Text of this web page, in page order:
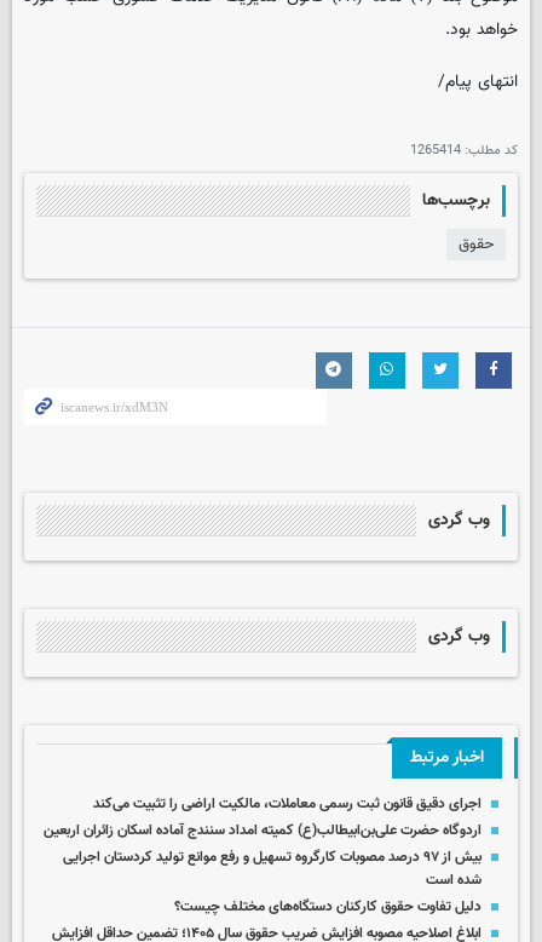
خواهد بود.
انتهای پیام/
کد مطلب: 1265414
برچسب‌ها
حقوق
وب گردی
وب گردی
اخبار مرتبط
اجرای دقیق قانون ثبت رسمی معاملات، مالکیت اراضی را تثبیت می‌کند
اردوگاه حضرت علی‌بن‌ابیطالب(ع) کمیته امداد سنندج آماده اسکان زائران اربعین ‌
بیش از ۹۷ درصد مصوبات کارگروه تسهیل و رفع موانع تولید کردستان اجرایی
شده است
دلیل تفاوت حقوق کارکنان دستگاه‌های مختلف چیست؟
ابلاغ اصلاحیه مصوبه افزایش ضریب حقوق سال ۱۴۰۵؛ تضمین حداقل افزایش